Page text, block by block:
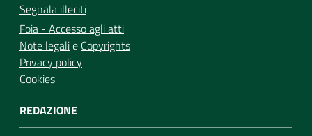
Segnala illeciti
Foia - Accesso agli atti
Note legalie Copyrights
Privacy policy
Cookies
REDAZIONE